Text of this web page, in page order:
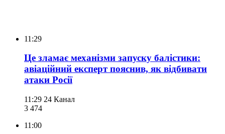
11:29
Це зламає механізми запуску балістики:
авіаційний експерт пояснив, як відбивати
атаки Росії
11:29 24 Канал
3 474
11:00